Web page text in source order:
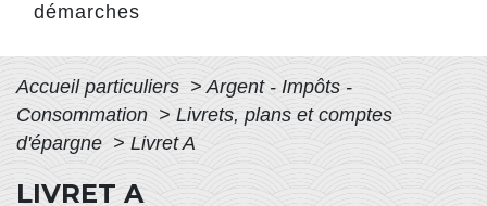
démarches
Accueil particuliers > Argent - Impôts -
Consommation > Livrets, plans et comptes
d'épargne > Livret A
LIVRET A